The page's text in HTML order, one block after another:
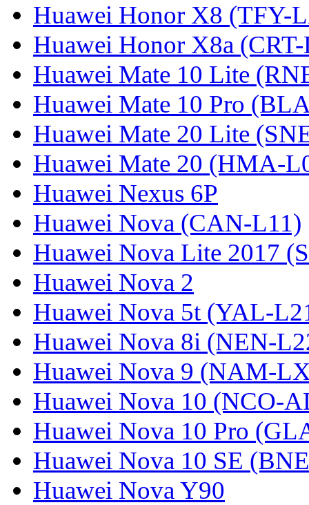
Huawei Honor X8 (TFY-
Huawei Honor X8a
Huawei Mate 10 Lite
Huawei Mate 10 Pro
Huawei Mate 20 Lite
Huawei Mate 20 (HMA-
Huawei Nexus 6P
Huawei Nova (CAN-L11)
Huawei Nova Lite 2017
Huawei Nova 2
Huawei Nova 5t (YAL-
Huawei Nova 8i (NEN-
Huawei Nova 9 (NAM-
Huawei Nova 10 (NCO-
Huawei Nova 10 Pro
Huawei Nova 10 SE
Huawei Nova Y90